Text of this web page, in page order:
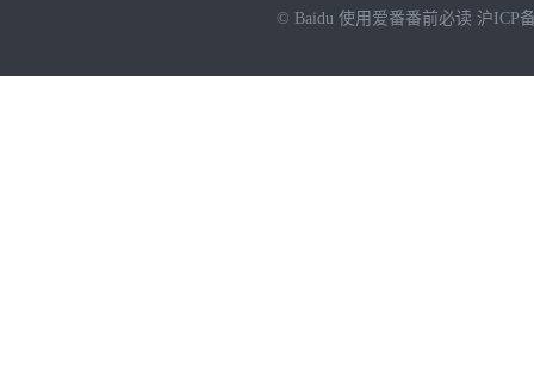
© Baidu 使用爱番番前必读 沪ICP